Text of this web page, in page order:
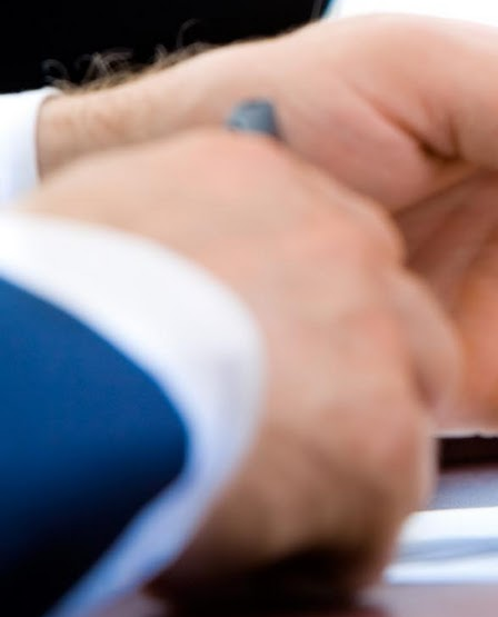
Inițiative în derulare
Inițiative desfășurate
Organigrama IDIS
Consiliul consulativ internațional IDIS
Bunele practici
Laborator sociometric
People Watch
Proces democratic
Agenda Națională de Business
15 minute de realism economic
Buletin EU-STRAT
Aplică la BUNELE PRACTICI